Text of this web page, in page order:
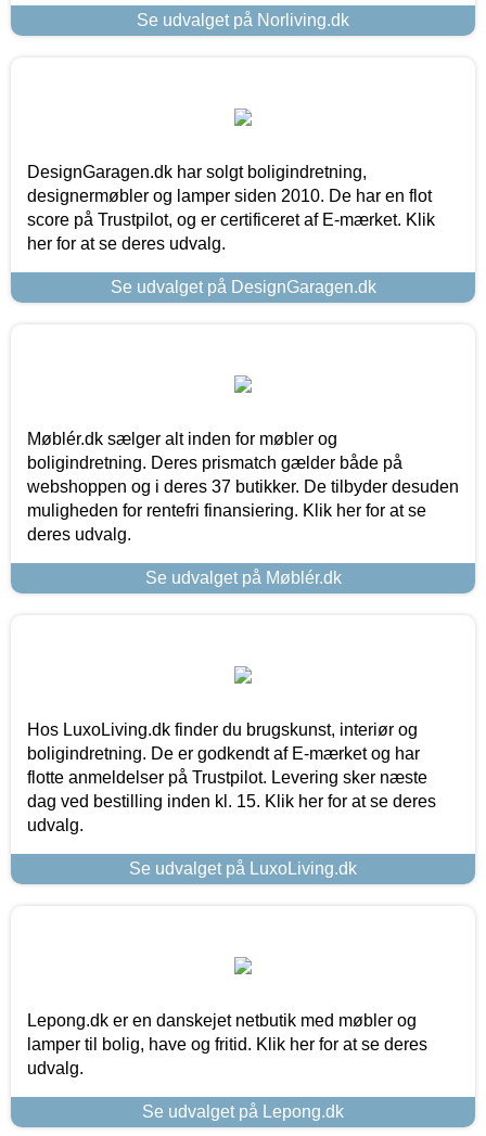
Se udvalget på Norliving.dk
DesignGaragen.dk har solgt boligindretning,
designermøbler og lamper siden 2010. De har en flot
score på Trustpilot, og er certificeret af E-mærket. Klik
her for at se deres udvalg.
Se udvalget på DesignGaragen.dk
Møblér.dk sælger alt inden for møbler og
boligindretning. Deres prismatch gælder både på
webshoppen og i deres 37 butikker. De tilbyder desuden
muligheden for rentefri finansiering. Klik her for at se
deres udvalg.
Se udvalget på Møblér.dk
Hos LuxoLiving.dk finder du brugskunst, interiør og
boligindretning. De er godkendt af E-mærket og har
flotte anmeldelser på Trustpilot. Levering sker næste
dag ved bestilling inden kl. 15. Klik her for at se deres
udvalg.
Se udvalget på LuxoLiving.dk
Lepong.dk er en danskejet netbutik med møbler og
lamper til bolig, have og fritid. Klik her for at se deres
udvalg.
Se udvalget på Lepong.dk